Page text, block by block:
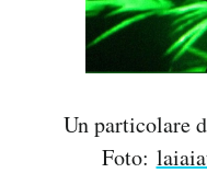
Un particolare
Foto: